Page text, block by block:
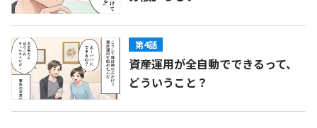
第4話
資産運用が全自動でできるって、
どういうこと？